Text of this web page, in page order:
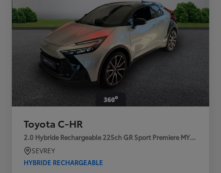
Toyota C-HR
2.0 Hybride Rechargeable 225ch GR Sport Premiere MY25
SEVREY
HYBRIDE RECHARGEABLE